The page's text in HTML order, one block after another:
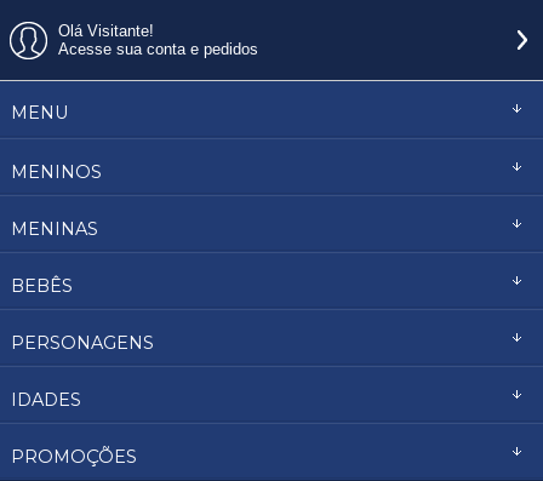
Olá Visitante!
Acesse sua conta e pedidos
MENU
MENINOS
MENINAS
BEBÊS
PERSONAGENS
IDADES
PROMOÇÕES